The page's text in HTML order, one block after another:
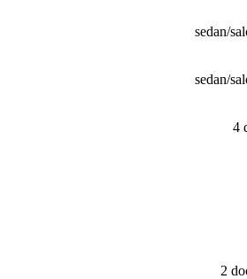
sedan/​
sedan/​
4
2